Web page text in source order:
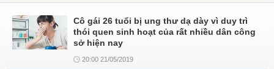
Cô gái 26 tuổi bị ung thư dạ dày vì duy trì
thói quen sinh hoạt của rất nhiều dân công
sở hiện nay
20:00 21/05/2019